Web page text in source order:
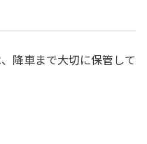
降車まで大切に保管して